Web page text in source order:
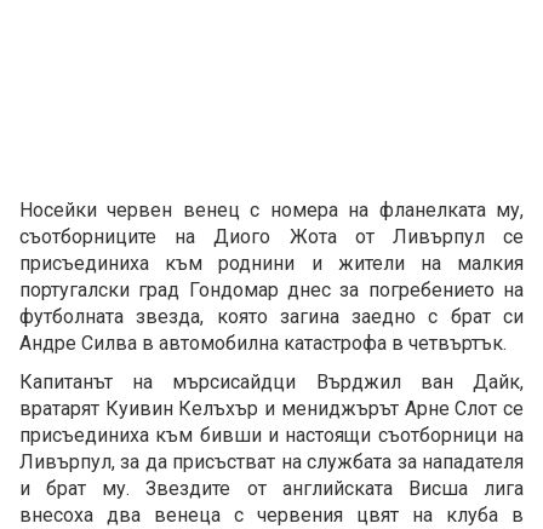
Носейки червен венец с номера на фланелката му,
съотборниците на Диого Жота от Ливърпул се
присъединиха към роднини и жители на малкия
португалски град Гондомар днес за погребението на
футболната звезда, която загина заедно с брат си
Андре Силва в автомобилна катастрофа в четвъртък.
Капитанът на мърсисайдци Върджил ван Дайк,
вратарят Куивин Келъхър и мениджърът Арне Слот се
присъединиха към бивши и настоящи съотборници на
Ливърпул, за да присъстват на службата за нападателя
и брат му. Звездите от английската Висша лига
внесоха два венеца с червения цвят на клуба в